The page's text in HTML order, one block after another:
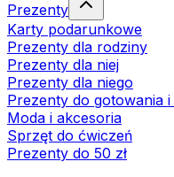
Prezenty
Karty podarunkowe
Prezenty dla rodziny
Prezenty dla niej
Prezenty dla niego
Prezenty do gotowania
Moda i akcesoria
Sprzęt do ćwiczeń
Prezenty do 50 zł